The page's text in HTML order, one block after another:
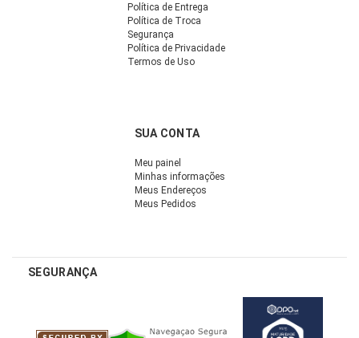
Política de Entrega
Política de Troca
Segurança
Política de Privacidade
Termos de Uso
SUA CONTA
Meu painel
Minhas informações
Meus Endereços
Meus Pedidos
SEGURANÇA